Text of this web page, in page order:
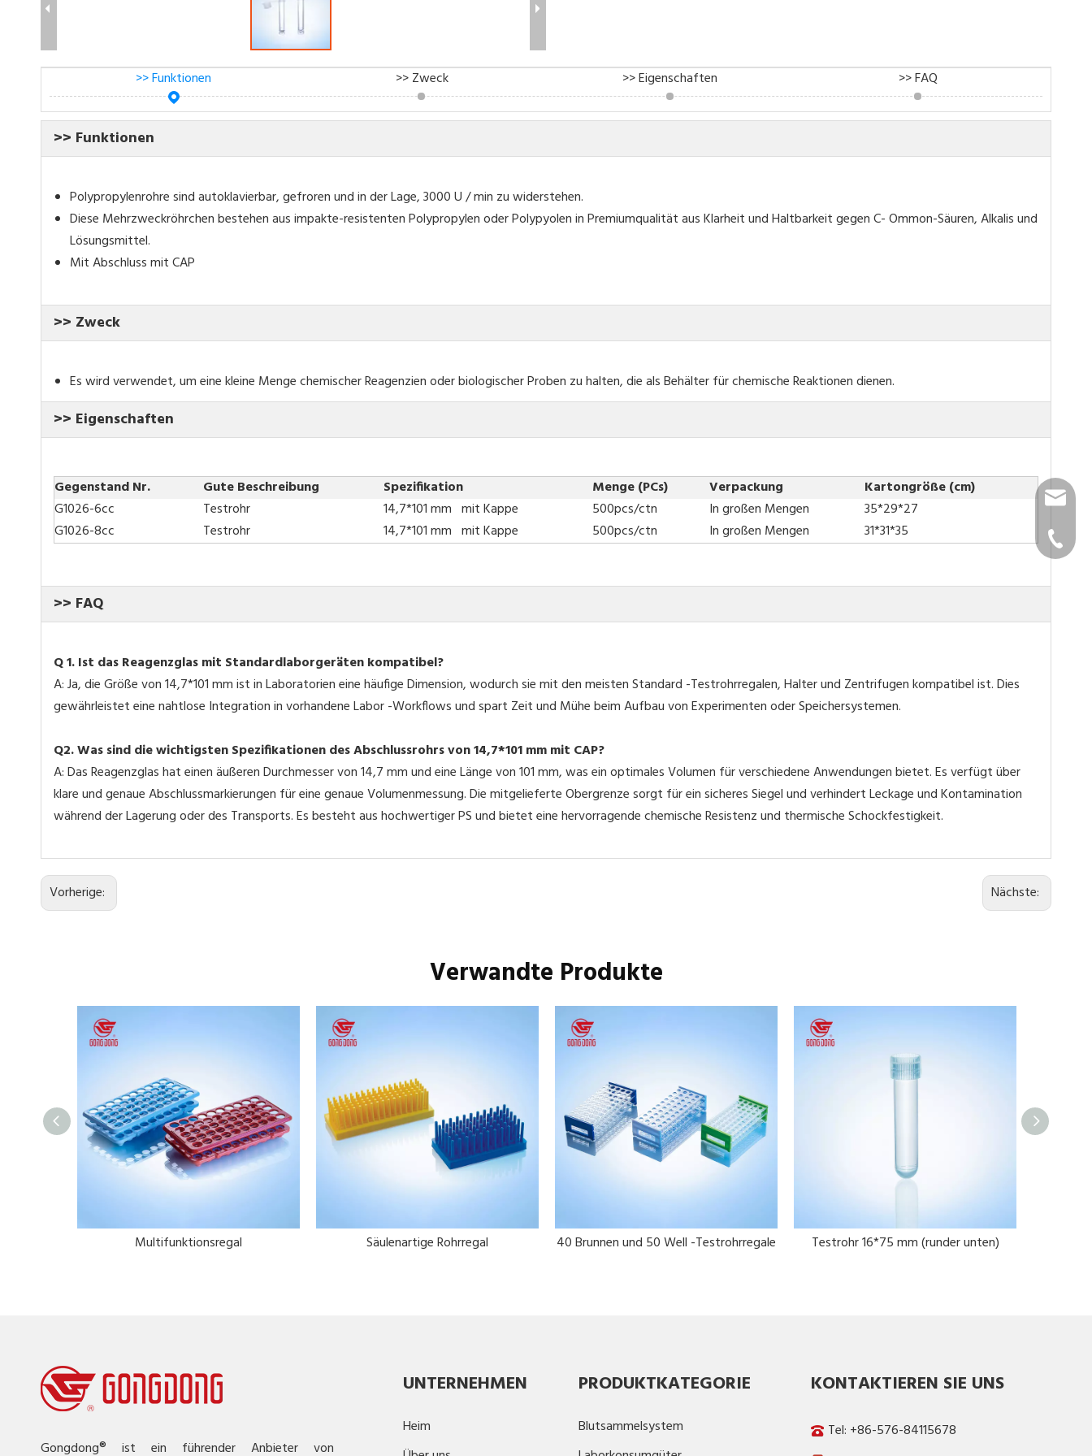
>> Funktionen >> Zweck >> Eigenschaften >> FAQ
>> Funktionen
Polypropylenrohre sind autoklavierbar, gefroren und in der Lage, 3000U / min zu widerstehen.
Diese Mehrzweckröhrchen bestehen aus impakte-resistenten Polypropylen oder Polypyolen in Premiumqualität aus Klarheit undHaltbarkeit gegen C-Ommon-Säuren, Alkalis und
Lösungsmittel.
Mit Abschluss mit CAP
>> Zweck
Es wird verwendet, um eine kleine Menge chemischer Reagenzien oder biologischer Proben zu halten, die als Behälter für chemische Reaktionen dienen.
>> Eigenschaften
Gegenstand Nr. Gute Beschreibung Spezifikation Menge (PCs) Verpackung
Kartongröße (cm)
G1026-6cc
Testrohr 14,7*101 mm mit Kappe 500pcs/ctn In großen Mengen
35*29*27
G1026-8cc
Testrohr 14,7*101 mm mit Kappe 500pcs/ctn In großen Mengen 31*31*35
>> FAQ
Q1. Ist das Reagenzglas mit Standardlaborgeräten kompatibel?
A: Ja, die Größe von 14,7*101 mm ist in Laboratorien eine häufige Dimension, wodurch sie mit den meisten Standard -Testrohrregalen, Halter und Zentrifugen kompatibel ist. Dies
gewährleistet eine nahtlose Integration in vorhandene Labor -Workflows und spart Zeit und Mühe beim Aufbau von Experimenten oder Speichersystemen.
Q2. Was sind die wichtigsten Spezifikationen des Abschlussrohrs von 14,7*101 mm mit CAP?
A: Das Reagenzglas hat einen äußeren Durchmesser von 14,7 mm und eine Länge von 101 mm, was ein optimales Volumen für verschiedene Anwendungen bietet. Es verfügt über
klare und genaue Abschlussmarkierungen für eine genaue Volumenmessung. Die mitgelieferte Obergrenze sorgt für ein sicheres Siegel und verhindert Leckage und Kontamination
während der Lagerung oder des Transports. Es besteht aus hochwertiger PS und bietet eine hervorragende chemische Resistenz und thermische Schockfestigkeit.
Vorherige: Nächste:
Verwandte Produkte
Multifunktionsregal Säulenartige Rohrregal 40 Brunnen und 50 Well -Testrohrregale Testrohr 16*75 mm (runder unten)
Gongdong® ist ein führender Anbieter von
UNTERNEHMEN
Heim
PRODUKTKATEGORIE
Blutsammelsystem
+86-
KONTAKTIEREN SIE UNS
Tel: +86-576-84115678